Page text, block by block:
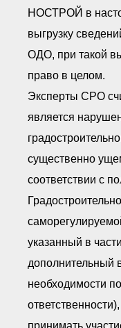
НОСТРОЙ в
выгрузку
ОДО, при такой
право в целом.
Эксперты СРО
является
существенно
соответствии с
указанный в
дополнительный
необходимости
принимать